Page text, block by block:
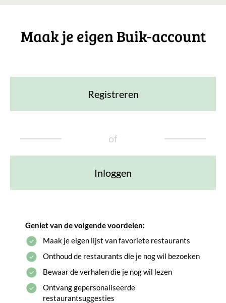
Maak je eigen Buik-account
Registreren
of
Inloggen
Geniet van de volgende voordelen:
Maak je eigen lijst van favoriete restaurants
Onthoud de restaurants die je nog wil bezoeken
Bewaar de verhalen die je nog wil lezen
Ontvang gepersonaliseerde
restaurantsuggesties